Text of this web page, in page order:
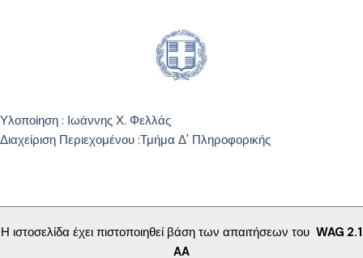
Υλοποίηση : Ιωάννης Χ. Φελλάς
Διαχείριση Περιεχομένου :Τμήμα Δ' Πληροφορικής
Η ιστοσελίδα έχει πιστοποιηθεί βάση των απαιτήσεων του WAG 2.1
AA